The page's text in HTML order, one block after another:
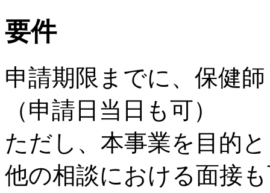
要件
申請期限までに、保健
（申請日当日も可）
ただし、本事業を目的
他の相談における面接